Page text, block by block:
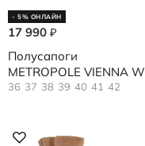
- 5% ОНЛАЙН
17 990 ₽
Полусапоги
METROPOLE VIENNA W
36 37 38 39 40 41 42